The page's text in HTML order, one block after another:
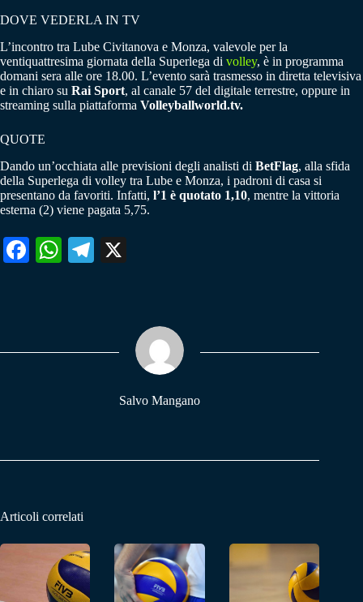
DOVE VEDERLA IN TV
L’incontro tra Lube Civitanova e Monza, valevole per la
ventiquattresima giornata della Superlega di volley, è in programma
domani sera alle ore 18.00. L’evento sarà trasmesso in diretta televisiva
e in chiaro su Rai Sport, al canale 57 del digitale terrestre, oppure in
streaming sulla piattaforma Volleyballworld.tv.
QUOTE
Dando un’occhiata alle previsioni degli analisti di BetFlag, alla sfida
della Superlega di volley tra Lube e Monza, i padroni di casa si
presentano da favoriti. Infatti, l’1 è quotato 1,10, mentre la vittoria
esterna (2) viene pagata 5,75.
Fa W
pp
Te
m
Salvo Mangano
Articoli correlati